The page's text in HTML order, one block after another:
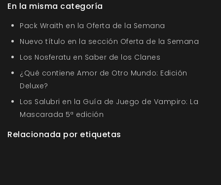
En la misma categoría
Pack Wraith en la Oferta de la Semana
Nuevo título en la sección Oferta de la Semana
Los Nosferatu en Saber de los Clanes
¿Qué contiene Amor de Otro Mundo: Edición
Deluxe?
Los Salubri en la Guía de Juego de Vampiro: La
Mascarada 5ª edición
Relacionada por etiquetas